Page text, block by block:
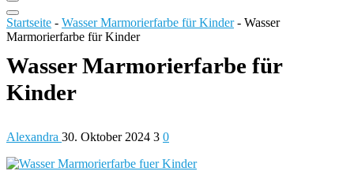
Startseite - Wasser Marmorierfarbe für Kinder- Wasser
Marmorierfarbe für Kinder
Wasser Marmorierfarbe für
Kinder
Alexandra 30. Oktober 2024 3 0